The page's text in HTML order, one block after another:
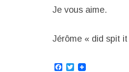
Je vous aime.
Jérôme « did spit it
Facebook
Twitter